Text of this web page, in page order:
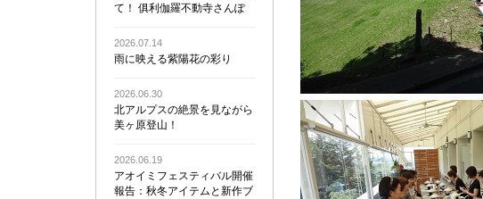
て！ 俱利伽羅不動寺さんぽ
2026.07.14
雨に映える紫陽花の彩り
2026.06.30
北アルプスの絶景を見ながら
美ヶ原登山！
2026.06.19
アオイミフェスティバル開催
報告：秋冬アイテムと新作ブ